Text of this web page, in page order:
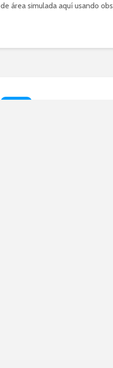
de área simulada aquí usando